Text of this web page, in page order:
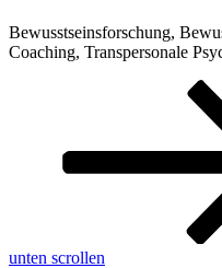
Bewusstseinsforschung,
Coaching, Transpersonale
unten scrollen